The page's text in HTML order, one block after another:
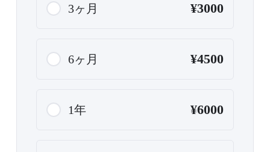
3ヶ月 ¥3000
6ヶ月 ¥4500
1年 ¥6000